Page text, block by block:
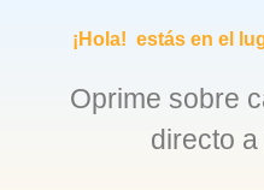
¡Hola! estás en el
Oprime sobre
directo